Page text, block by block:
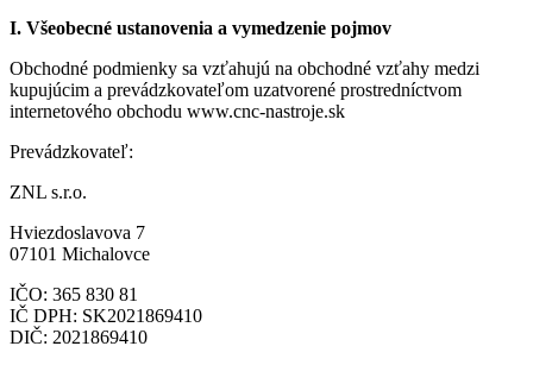
I. Všeobecné ustanovenia a vymedzenie pojmov
Obchodné podmienky sa vzťahujú na obchodné vzťahy medzi
kupujúcim a prevádzkovateľom uzatvorené prostredníctvom
internetového obchodu www.cnc-nastroje.sk
Prevádzkovateľ:
ZNL s.r.o.
Hviezdoslavova 7
07101 Michalovce
IČO: 365 830 81
IČ DPH: SK2021869410
DIČ: 2021869410